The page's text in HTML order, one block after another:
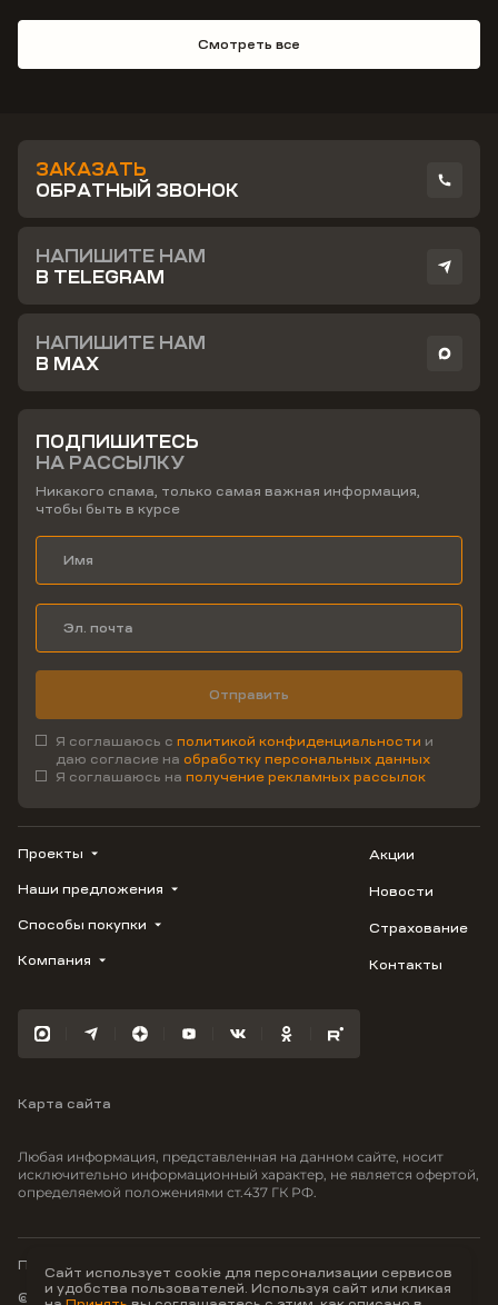
Смотреть все
ЗАКАЗАТЬ
ОБРАТНЫЙ ЗВОНОК
НАПИШИТЕ НАМ
В TELEGRAM
НАПИШИТЕ НАМ
В MAX
ПОДПИШИТЕСЬ
НА РАССЫЛКУ
Никакого спама, только самая важная информация,
чтобы быть в курсе
Отправить
Я соглашаюсь с политикой конфиденциальности и
даю согласие на обработку персональных данных
Я соглашаюсь на получение рекламных рассылок
Проекты
ВЕРН
1799
Флора
Отражение
Моретта
Вместе
Наши предложения
Купить квартиру
Студию
3-комнатную
Способы покупки
Трейд-ин
100% оплата
Компания
Карьера
Акции
Новости
Страхование
Контакты
Карта сайта
Любая информация, представленная на данном сайте, носит
исключительно информационный характер, не является офертой,
определяемой положениями ст.437 ГК РФ.
© ООО Неоагентство, ИНН 9703176621,
Политика конфиденциальности
Сайт использует cookie для персонализации сервисов
и удобства пользователей. Используя сайт или кликая